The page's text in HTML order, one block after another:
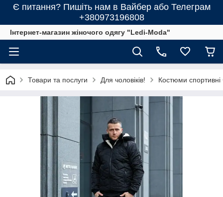
Є питання? Пишіть нам в Вайбер або Телеграм
+380973196808
Інтернет-магазин жіночого одягу "Ledi-Moda"
Товари та послуги Для чоловіків! Костюми спортивні